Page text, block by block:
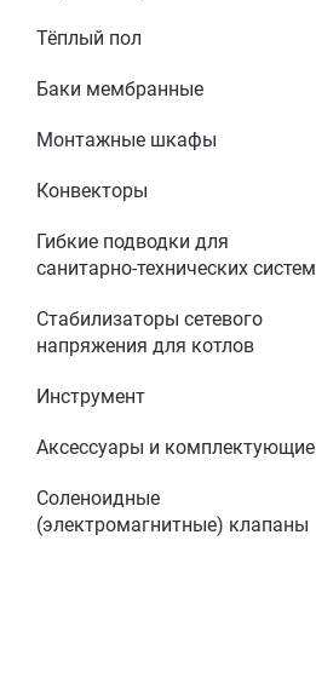
Тёплый пол
Баки мембранные
Монтажные шкафы
Конвекторы
Гибкие подводки для
санитарно-технических систем
Стабилизаторы сетевого
напряжения для котлов
Инструмент
Аксессуары и комплектующие
Соленоидные
(электромагнитные) клапаны